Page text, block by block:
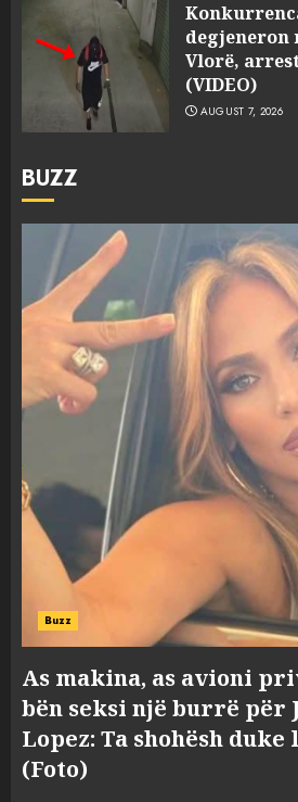
degjeneron
Vlorë,
(VIDEO)
AUGUST 7, 2026
BUZZ
Buzz
As makina, as avioni
bën seksi një burrë për
Lopez: Ta shohësh
(Foto)